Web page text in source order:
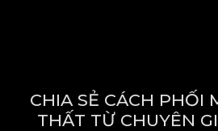
CHIA SẺ CÁCH PHỐI
THẤT TỪ CHUYÊN